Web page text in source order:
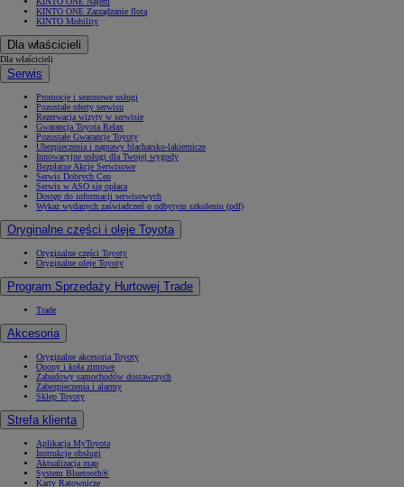
KINTO ONE Zarządzanie flotą
KINTO Mobility
Dla właścicieli
Dla właścicieli
Serwis
Promocje i sezonowe usługi
Pozostałe oferty serwisu
Rezerwacja wizyty w serwisie
Gwarancja Toyota Relax
Pozostałe Gwarancje Toyoty
Ubezpieczenia i naprawy blacharsko-lakiernicze
Innowacyjne usługi dla Twojej wygody
Bezpłatne Akcje Serwisowe
Serwis Dobrych Cen
Serwis w ASO się opłaca
Dostęp do informacji serwisowych
Wykaz wydanych zaświadczeń o odbytym szkoleniu (pdf)
Oryginalne części i oleje Toyota
Oryginalne części Toyoty
Oryginalne oleje Toyoty
Program Sprzedaży Hurtowej Trade
Trade
Akcesoria
Oryginalne akcesoria Toyoty
Opony i koła zimowe
Zabudowy samochodów dostawczych
Zabezpieczenia i alarmy
Sklep Toyoty
Strefa klienta
Aplikacja MyToyota
Instrukcje obsługi
Aktualizacja map
System Bluetooth®
Karty Ratownicze